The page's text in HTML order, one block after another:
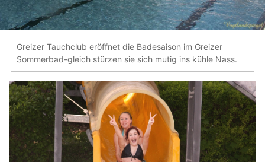
Greizer Tauchclub eröffnet die Badesaison im Greizer
Sommerbad-gleich stürzen sie sich mutig ins kühle Nass.